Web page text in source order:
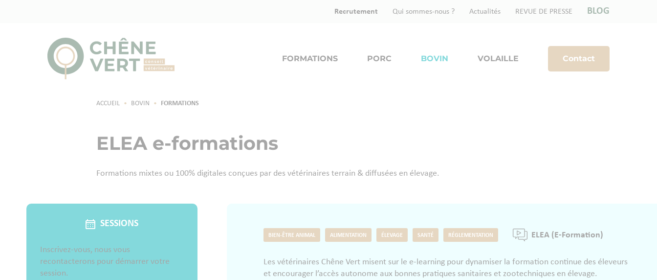
Recrutement Qui sommes-nous ? Actualités REVUE DE PRESSE BLOG
FORMATIONS PORC BOVIN VOLAILLE Contact
ACCUEIL • BOVIN • FORMATIONS
ELEA e-formations
Formations mixtes ou 100% digitales conçues par des vétérinaires terrain & diffusées en élevage.
BIEN-ÊTRE ANIMAL ALIMENTATION ÉLEVAGE SANTÉ RÉGLEMENTATION ELEA (E-Formation)
Les vétérinaires Chêne Vert misent sur le e-learning pour dynamiser la formation continue des éleveurs
et encourager l’accès autonome aux bonnes pratiques sanitaires et zootechniques en élevage.
SESSIONS
Inscrivez-vous, nous vous
recontacterons pour démarrer votre
session.